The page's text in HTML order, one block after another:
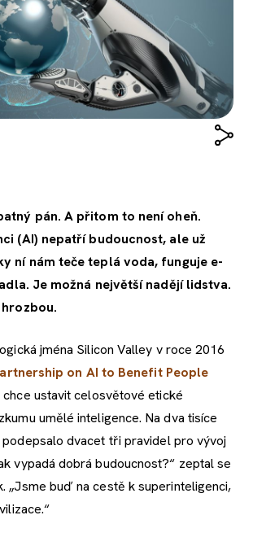
pán. A přitom to není oheň.
(AI) nepatří budoucnost, ale už
ní nám teče teplá voda, funguje e-
Je možná největší nadějí lidstva.
jména Silicon Valley v roce 2016
on AI to Benefit People
chce ustavit celosvětové etické
umělé inteligence. Na dva tisíce
dvacet tři pravidel pro vývoj
vypadá dobrá budoucnost?“ zeptal se
„Jsme buď na cestě k superinteligenci,